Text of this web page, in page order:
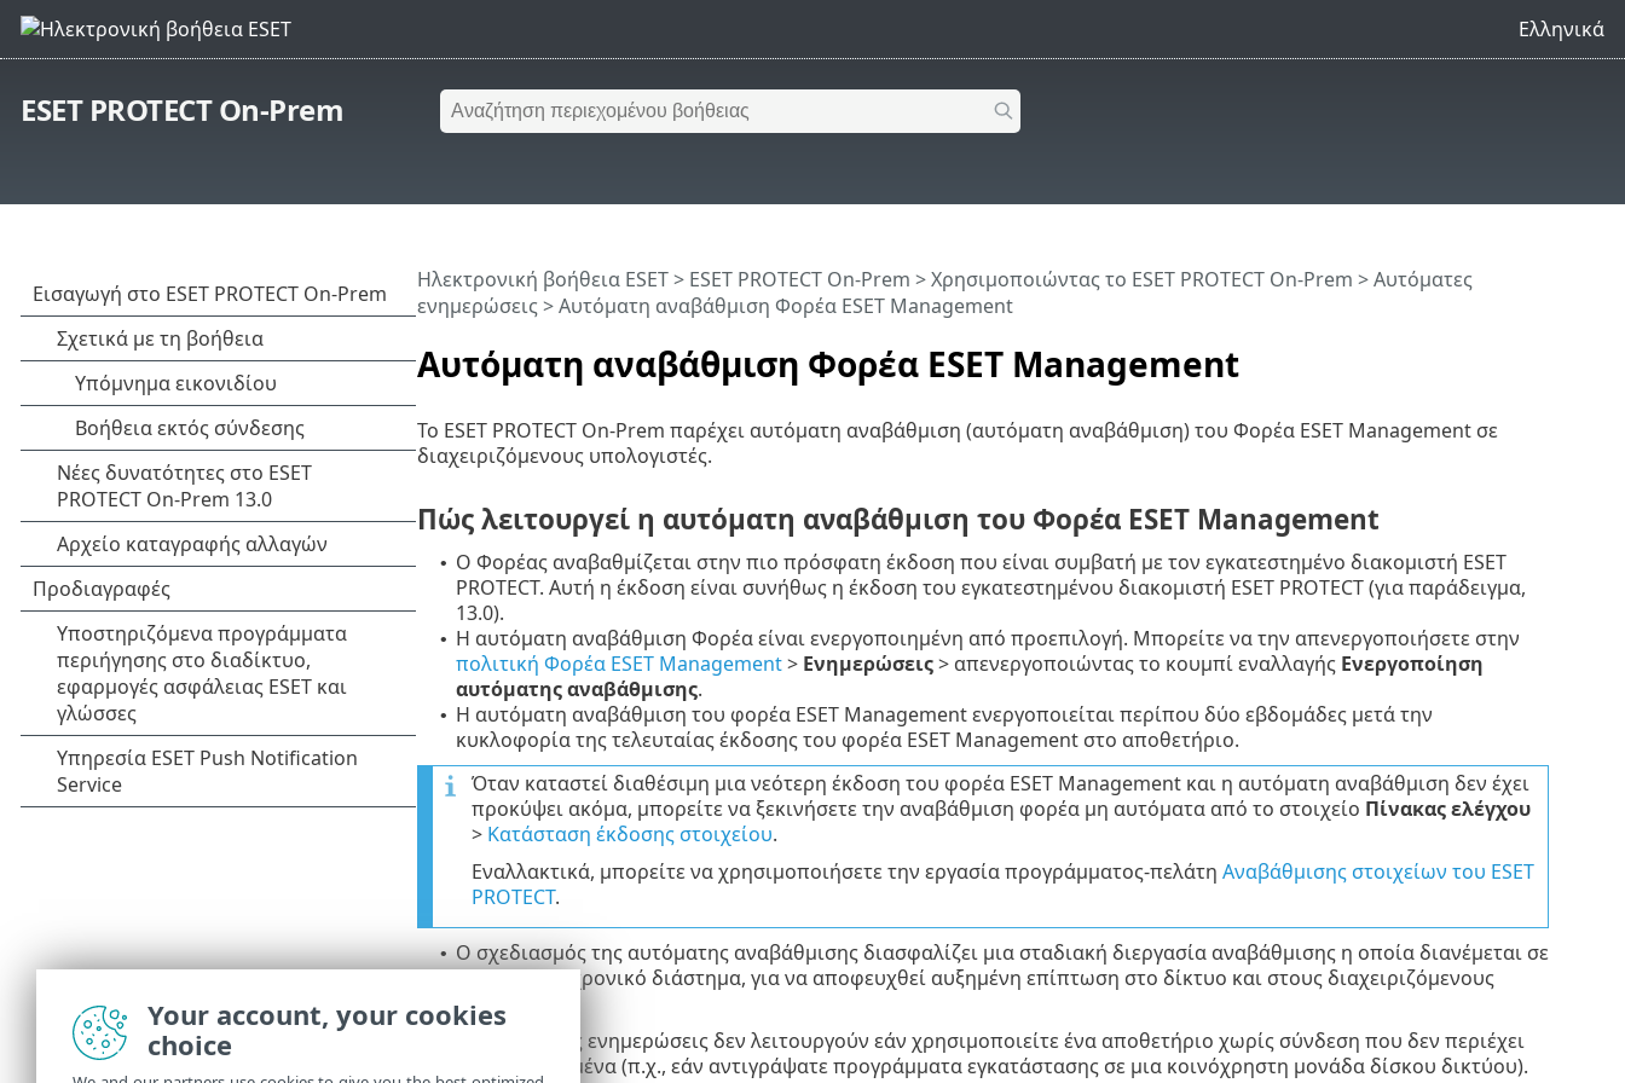
Ελληνικά
ESET PROTECT On-Prem
Αυτόματη αναβάθμιση Φορέα ESET Management
Ηλεκτρονική βοήθεια ESET> ESET PROTECT On-Prem >Χρησιμοποιώντας το ESET PROTECT On-Prem >Αυτόματες
ενημερώσεις> Αυτόματη αναβάθμιση Φορέα ESET Management
Το ESET PROTECT On-Prem παρέχει αυτόματη αναβάθμιση (αυτόματη αναβάθμιση) του Φορέα ESET Management σε
διαχειριζόμενους υπολογιστές.
Πώς λειτουργεί η αυτόματη αναβάθμιση του Φορέα ESET Management
• Ο Φορέας αναβαθμίζεται στην πιο πρόσφατη έκδοση που είναι συμβατή με τον εγκατεστημένο διακομιστή ESET
PROTECT. Αυτή η έκδοση είναι συνήθως η έκδοση του εγκατεστημένου διακομιστή ESET PROTECT (για παράδειγμα,
13.0).
• Η αυτόματη αναβάθμιση Φορέα είναι ενεργοποιημένη από προεπιλογή. Μπορείτε να την απενεργοποιήσετε στην
πολιτική Φορέα ESET Management> Ενημερώσεις> απενεργοποιώντας το κουμπί εναλλαγής Ενεργοποίηση
αυτόματης αναβάθμισης.
• Η αυτόματη αναβάθμιση του φορέα ESET Management ενεργοποιείται περίπου δύο εβδομάδες μετά την
κυκλοφορία της τελευταίας έκδοσης του φορέα ESET Management στο αποθετήριο.
Όταν καταστεί διαθέσιμη μια νεότερη έκδοση του φορέα ESET Management και η αυτόματη αναβάθμιση δεν έχει
προκύψει ακόμα, μπορείτε να ξεκινήσετε την αναβάθμιση φορέα μη αυτόματα από το στοιχείο Πίνακας ελέγχου
> Κατάσταση έκδοσης στοιχείου.
Εναλλακτικά, μπορείτε να χρησιμοποιήσετε την εργασία προγράμματος-πελάτη Αναβάθμισης στοιχείων του ESET
PROTECT.
• Ο σχεδιασμός της αυτόματης αναβάθμισης διασφαλίζει μια σταδιακή διεργασία αναβάθμισης η οποία διανέμεται σε
μεγαλύτερο χρονικό διάστημα, για να αποφευχθεί αυξημένη επίπτωση στο δίκτυο και στους διαχειριζόμενους
υπολογιστές.
Οι αυτόματες ενημερώσεις δεν λειτουργούν εάν χρησιμοποιείτε ένα αποθετήριο χωρίς σύνδεση που δεν περιέχει
τα μεταδεδομένα (π.χ., εάν αντιγράψατε προγράμματα εγκατάστασης σε μια κοινόχρηστη μονάδα δίσκου δικτύου).
Your account, your cookies
choice